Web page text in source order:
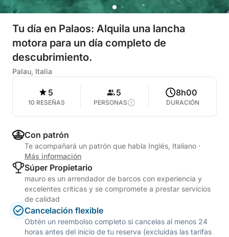
Tu día en Palaos: Alquila una lancha
motora para un día completo de
descubrimiento.
Palau, Italia
5
10 RESEÑAS
5
PERSONAS
8h00
DURACIÓN
Con patrón
Te acompañará un patrón que habla Inglés, Italiano ·
Más información
Súper Propietario
mauro es un arrendador de barcos con experiencia y
excelentes críticas y se compromete a prestar servicios
de calidad
Cancelación flexible
Obtén un reembolso completo si cancelas al menos 24
horas antes del inicio de tu reserva (excluidas las tarifas